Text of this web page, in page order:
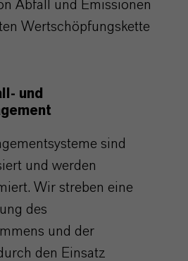
Abfall und Emissionen
Wertschöpfungskette
und
sind
und werden
Wir streben eine
des
und der
den Einsatz